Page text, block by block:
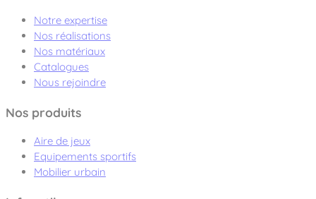
Notre expertise
Nos réalisations
Nos matériaux
Catalogues
Nous rejoindre
Nos produits
Aire de jeux
Equipements sportifs
Mobilier urbain